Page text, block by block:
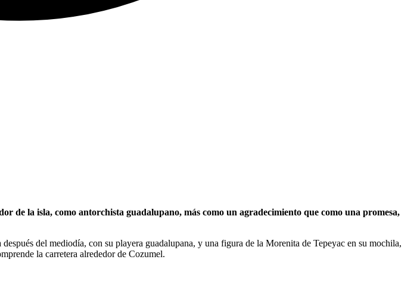
de la isla, como antorchista guadalupano, más como un agradecimiento que como una promesa,
del mediodía, con su playera guadalupana, y una figura de la Morenita de Tepeyac en su mochila,
la carretera alrededor de Cozumel.